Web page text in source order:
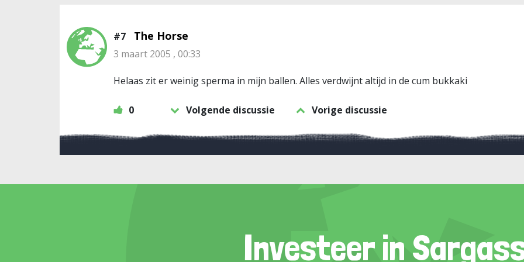
#7 The Horse
3 maart 2005 , 00:33
Helaas zit er weinig sperma in mijn ballen. Alles verdwijnt altijd in de cum bukkaki
0 Volgende discussie Vorige discussie
Investeer in